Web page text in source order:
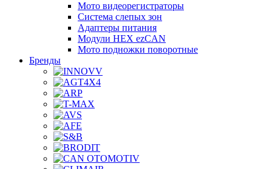
Мото видеорегистраторы
Система слепых зон
Адаптеры питания
Модули HEX ezCAN
Мото подножки поворотные
Бренды